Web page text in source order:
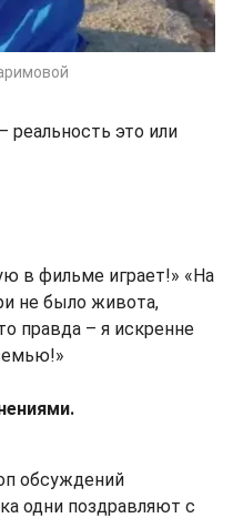
реальность это или
в фильме играет!» «На
не было живота,
правда – я искренне
обсуждений
одни поздравляют с